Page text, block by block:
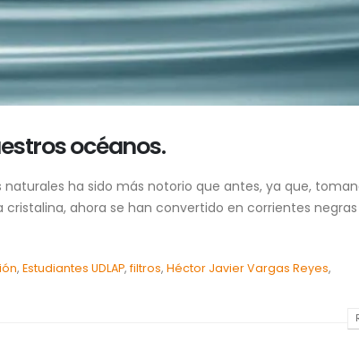
océanos.
ha sido más notorio que antes, ya que,
ahora se han convertido en corrientes negras
, Estudiantes UDLAP, filtros, Héctor Javier Vargas Reyes,